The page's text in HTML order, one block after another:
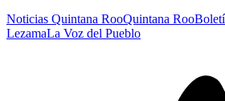
Noticias Quintana RooQuintana Roo
LezamaLa Voz del Pueblo